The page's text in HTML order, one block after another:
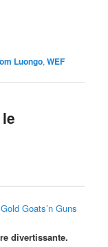
Luongo,WEF
Gold Goats’n Guns
divertissante.